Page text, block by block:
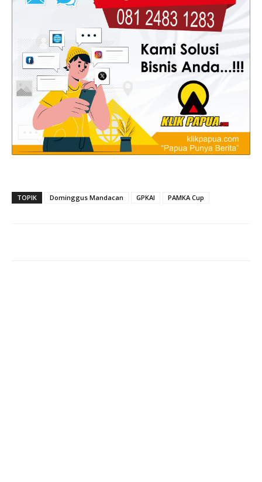
TOPIK Dominggus Mandacan GPKAI PAMKA Cup